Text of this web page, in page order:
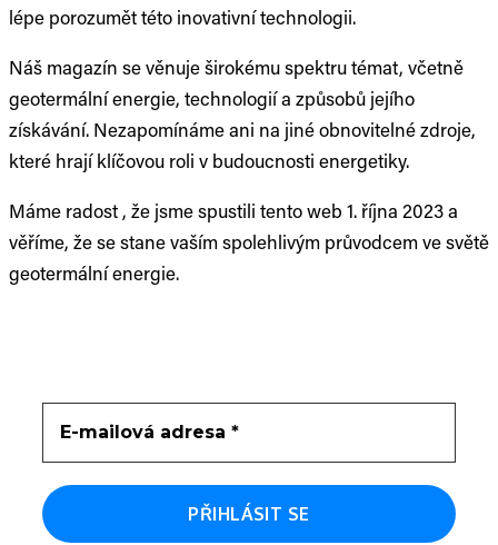
lépe porozumět této inovativní technologii.
Náš magazín se věnuje širokému spektru témat, včetně
geotermální energie, technologií a způsobů jejího
získávání. Nezapomínáme ani na jiné obnovitelné zdroje,
které hrají klíčovou roli v budoucnosti energetiky.
Máme radost , že jsme spustili tento web 1. října 2023 a
věříme, že se stane vaším spolehlivým průvodcem ve světě
geotermální energie.